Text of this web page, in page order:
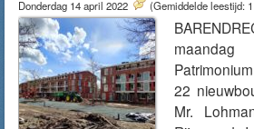
Donderdag 14 april 2022 (Gemiddelde leestijd:
22
Mr.